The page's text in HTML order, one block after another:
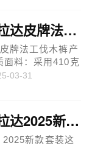
，适合各种季节PRADA普拉达皮牌法工伐木裤
牌法工伐木裤产
面料：采用410克
重而坚韧，提
色差。重工洗水
03-31
PRADA普拉达2025新款套装
新款套装这